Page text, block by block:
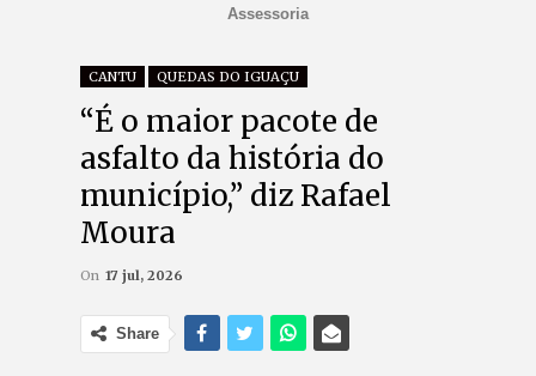
Assessoria
CANTU QUEDAS DO IGUAÇU
“É o maior pacote de
asfalto da história do
município,” diz Rafael
Moura
On 17 jul, 2026
Share